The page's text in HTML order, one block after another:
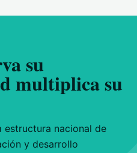
su
multiplica su
nacional de
y desarrollo